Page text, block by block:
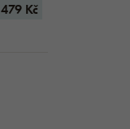
479 Kč